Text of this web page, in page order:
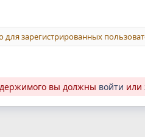
зарегистрированных
вы должны войти или